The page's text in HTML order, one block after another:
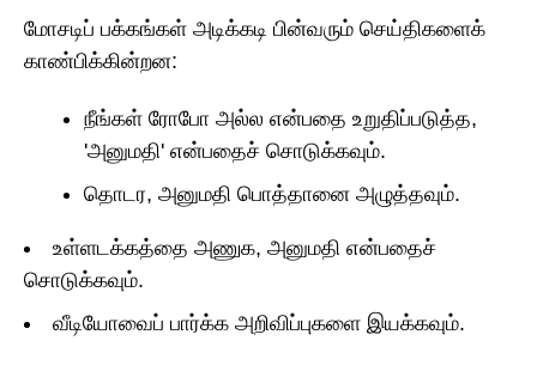
மோசடிப் பக்கங்கள் அடிக்கடி பின்வரும் செய்திகளைக்
காண்பிக்கின்றன:
நீங்கள் ரோபோ அல்ல என்பதை உறுதிப்படுத்த,
'அனுமதி' என்பதைச் சொடுக்கவும்.
தொடர, அனுமதி பொத்தானை அழுத்தவும்.
உள்ளடக்கத்தை அணுக, அனுமதி என்பதைச்
சொடுக்கவும்.
வீடியோவைப் பார்க்க அறிவிப்புகளை இயக்கவும்.